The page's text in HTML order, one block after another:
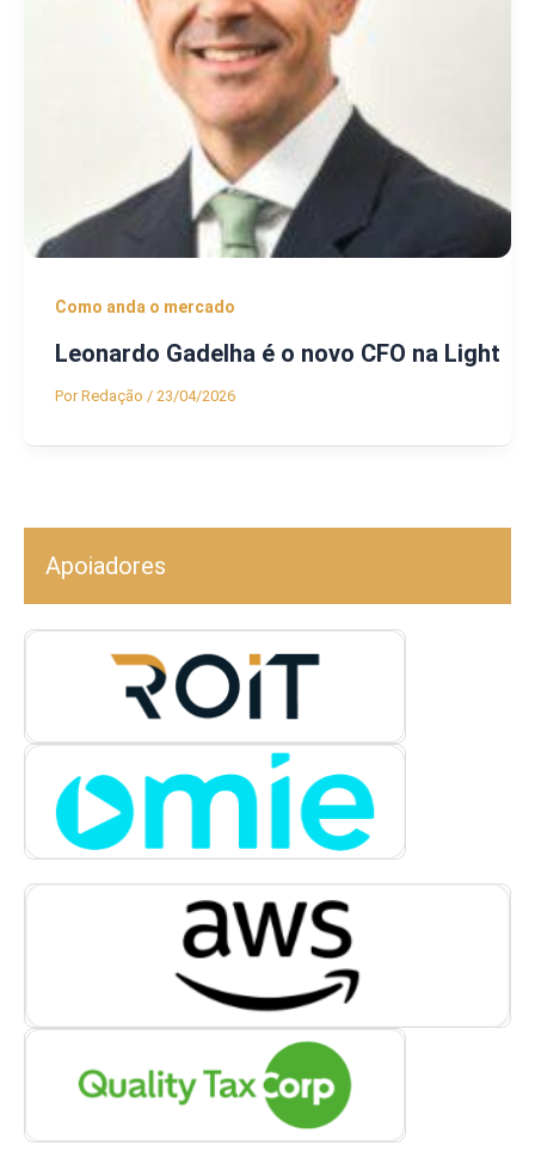
Como anda o mercado
Leonardo Gadelha é o novo CFO na Light
PorRedação / 23/04/2026
Apoiadores